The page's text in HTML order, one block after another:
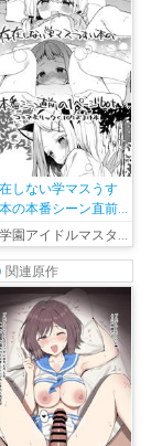
しない学マスうす
の本番シーン直前
ページbot
学園アイドルマスター
関連原作